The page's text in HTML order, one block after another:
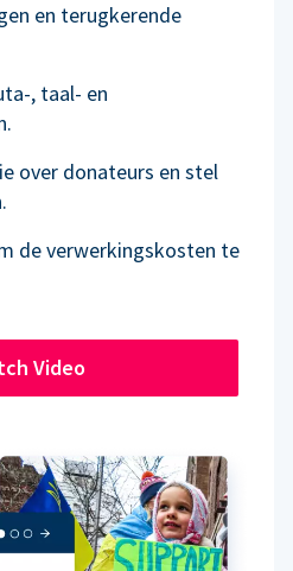
en terugkerende
, taal- en
over donateurs en stel
de verwerkingskosten te
Video